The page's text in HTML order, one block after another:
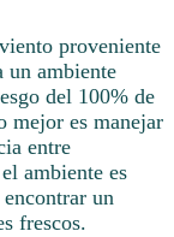
proveniente
un ambiente
del 100% de
mejor es manejar
entre
ambiente es
un
frescos.